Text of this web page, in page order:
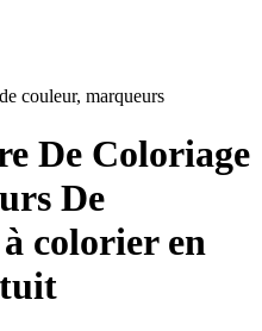
couleur, marqueurs
De Coloriage
De
à colorier en